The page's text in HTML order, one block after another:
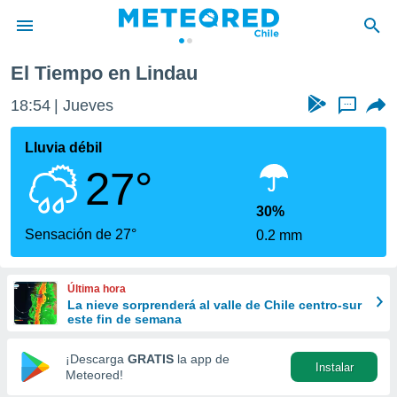
de
por
se
calidad.
a este
las
y
forma
digital
basada
El Tiempo en Lindau
18:54 Jueves ...
Lluvia débil
27°
Sensación de 27°
30%
0.2 mm
Última hora
La nieve sorprenderá al valle de Chile centro-sur
este fin de semana
¡Descarga GRATIS la app de
Meteored!
Instalar